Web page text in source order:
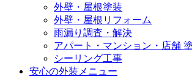
外壁・屋根塗装
外壁・屋根リフォーム
雨漏り調査・解決
アパート・マンション・店舗
シーリング工事
安心の外装メニュー